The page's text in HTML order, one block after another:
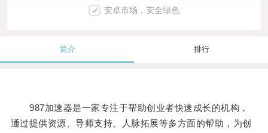
安卓市场，安全绿色
简介 排行
987加速器是一家专注于帮助创业者快速成长的机构，
通过提供资源、导师支持、人脉拓展等多方面的帮助，为创